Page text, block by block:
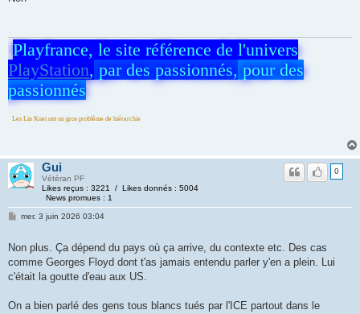
Playfrance, le site référence de l'univers
PlayStation, par des passionnés, pour des
passionnés
gros problème de hiérarchie
Gui
Vétéran PF
Likes reçus : 3221 / Likes donnés : 5004
News promues : 1
0
mer. 3 juin 2026 03:04
Non plus. Ça dépend du pays où ça arrive, du contexte etc. Des cas
comme Georges Floyd dont t'as jamais entendu parler y'en a plein. Lui
c'était la goutte d'eau aux US.
On a bien parlé des gens tous blancs tués par l'ICE partout dans le